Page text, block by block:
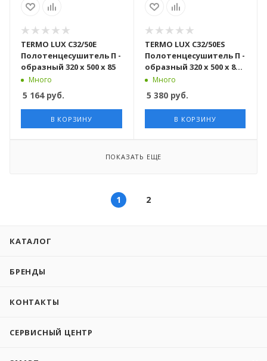
TERMO LUX С32/50Е
Полотенцесушитель П -
образный 320 х 500 х 85
Много
5 164руб.
В КОРЗИНУ
TERMO LUX С32/50ЕS
Полотенцесушитель П -
образный 320 х 500 х 85 с
включателем
Много
5 380руб.
В КОРЗИНУ
ПОКАЗАТЬ ЕЩЕ
1 2
КАТАЛОГ
БРЕНДЫ
КОНТАКТЫ
СЕРВИСНЫЙ ЦЕНТР